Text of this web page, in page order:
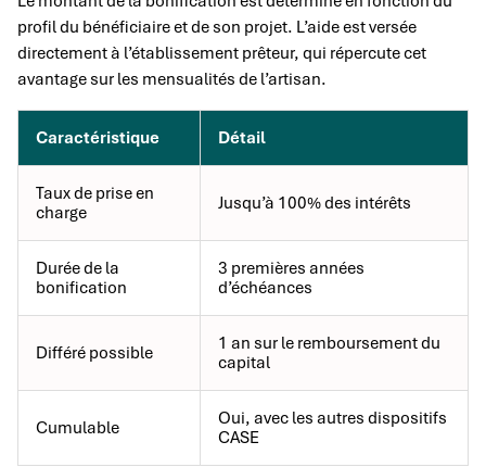
profil du bénéficiaire et de son projet. L’aide est versée
directement à l’établissement prêteur, qui répercute cet
avantage sur les mensualités de l’artisan.
Caractéristique Détail
Taux de prise en
charge
Jusqu’à 100% des intérêts
Durée de la
bonification
3 premières années
d’échéances
Différé possible
1 an sur le remboursement du
capital
Cumulable
Oui, avec les autres dispositifs
CASE